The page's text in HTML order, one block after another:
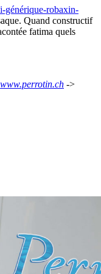
générique-robaxin-
Quand constructif
fatima quels
www.perrotin.ch ->